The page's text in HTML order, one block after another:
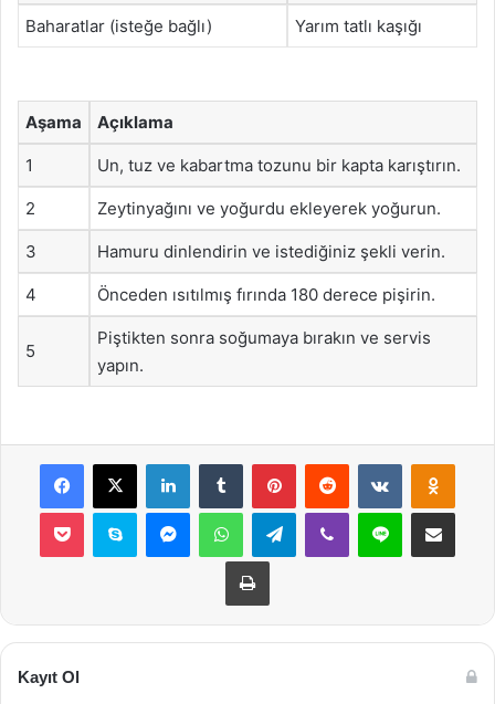
Baharatlar (isteğe bağlı) Yarım tatlı kaşığı
Aşama Açıklama
1 Un, tuz ve kabartma tozunu bir kapta karıştırın.
2 Zeytinyağını ve yoğurdu ekleyerek yoğurun.
3 Hamuru dinlendirin ve istediğiniz şekli verin.
4 Önceden ısıtılmış fırında 180 derece pişirin.
5
Piştikten sonra soğumaya bırakın ve servis
yapın.
Facebook
X LinkedInTumblr PinterestReddit VKontakte
Pocket Skype MessengerWhatsAppTelegramViber Line E-Posta ile
Yazdır
Kayıt Ol